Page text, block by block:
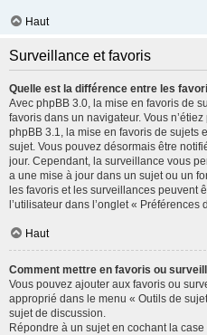
Haut
Surveillance et favoris
Quelle est la différence entre les
Avec phpBB 3.0, la mise en favoris de
favoris dans un navigateur. Vous
phpBB 3.1, la mise en favoris de sujets
sujet. Vous pouvez désormais être
jour. Cependant, la surveillance vous
a une mise à jour dans un sujet ou un
les favoris et les surveillances peuvent
l’utilisateur dans l’onglet « Préférences
Haut
Comment mettre en favoris ou
Vous pouvez ajouter aux favoris ou
approprié dans le menu « Outils de
sujet de discussion.
Répondre à un sujet en cochant la